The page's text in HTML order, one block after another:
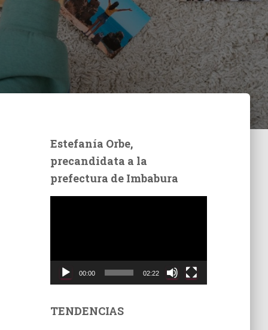
Estefanía Orbe,
precandidata a la
prefectura de Imbabura
t
00:00 02:22
TENDENCIAS